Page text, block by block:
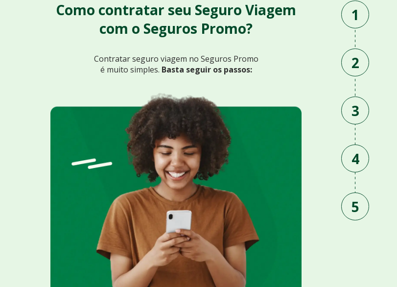
Como contratar seu Seguro Viagem
com o Seguros Promo?
Contratar seguro viagem no Seguros Promo
é muito simples. Basta seguir os passos:
1
2
3
4
5